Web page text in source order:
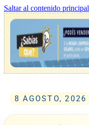
Saltar al contenido principal
8 AGOSTO, 2026